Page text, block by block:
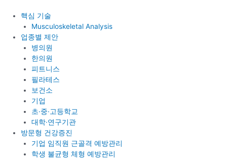
핵심 기술
Musculoskeletal Analysis
업종별 제안
병의원
한의원
피트니스
필라테스
보건소
기업
초·중·고등학교
대학·연구기관
방문형 건강증진
기업 임직원 근골격 예방관리
학생 불균형 체형 예방관리